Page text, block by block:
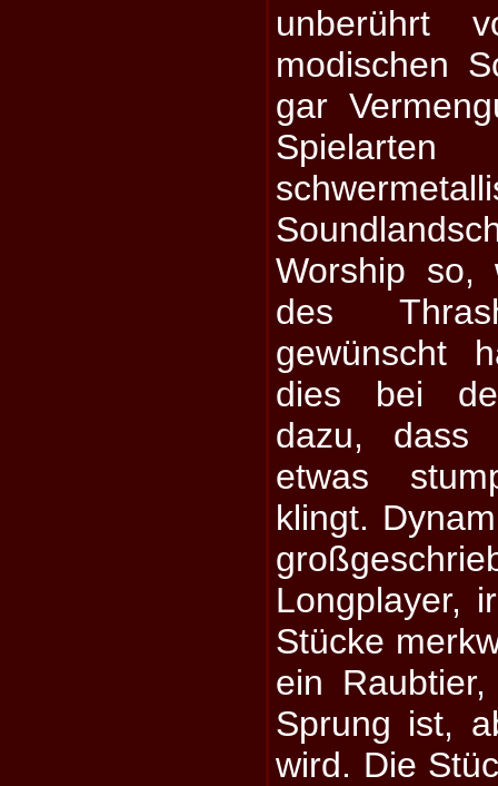
unberührt
modischen
gar
Worship so,
des
gewünscht
dies bei
dazu, dass
etwas
klingt.
Longplayer,
Stücke
ein
Sprung ist,
wird. Die